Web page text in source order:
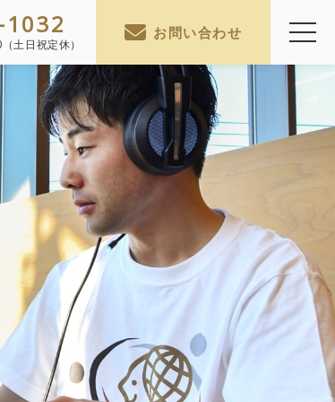
土日祝定休）
お問い合わせ